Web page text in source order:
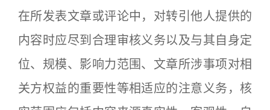
在所发表文章或评论中，对转引他人提供的
内容时应尽到合理审核义务以及与其自身定
位、规模、影响力范围、文章所涉事项对相
关方权益的重要性等相适应的注意义务，核